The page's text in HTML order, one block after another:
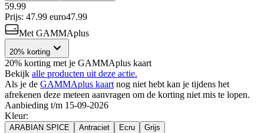
59.99
Prijs: 47.99 euro47.99
Met GAMMAplus
20% korting
20% korting met je GAMMAplus kaart
Bekijk alle producten uit deze actie.
Als je de GAMMAplus kaart nog niet hebt kan je tijdens het
afrekenen deze meteen aanvragen om de korting niet mis te lopen.
Aanbieding t/m 15-09-2026
Kleur:
ARABIAN SPICE Antraciet Ecru Grijs